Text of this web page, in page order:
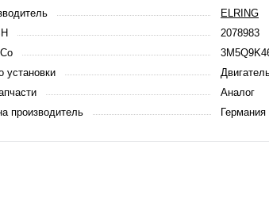
ELRING
2078983
установки
Аналог
производитель
Германия